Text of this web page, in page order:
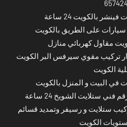
بالكويت 24 ساعة
سيارات على الطريق بالكويت
مقاول كهربائي منازل
تركيب مقوي سيرفس البر الكويت
الكويت
في البيت و المنزل بالكويت
ستلايت الشويخ 24 ساعة
ستلايت و رسيفر وتمديد قسائم
الكويت